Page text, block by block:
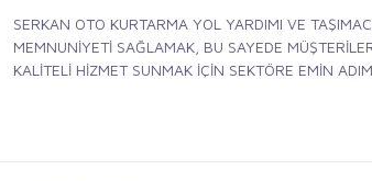
SERKAN OTO KURTARMA YOL YARDIMI VE
MEMNUNİYETİ SAĞLAMAK, BU SAYEDE
KALİTELİ HİZMET SUNMAK İÇİN SEKTÖRE EMİN